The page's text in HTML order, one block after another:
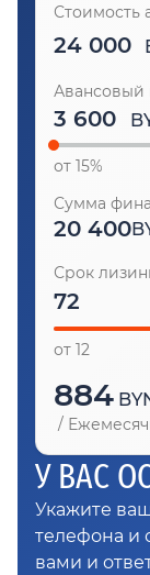
Стоимость
24 000
Авансовый
от 15%
Сумма
20 400
Срок
от 12
884
/
У ВАС
Укажите
телефона и
вами и